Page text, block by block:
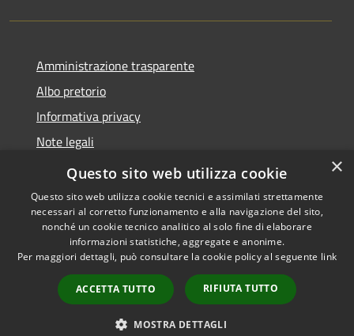
Amministrazione trasparente
Albo pretorio
Informativa privacy
Note legali
Dichiarazione di accessibilità
Accessibilità
Copyright © 2026 • Comune di
Soncino • Powered by
Municipium•
Accesso
redazione
×
Questo sito web utilizza cookie
Questo sito web utilizza cookie tecnici e assimilati strettamente
necessari al corretto funzionamento e alla navigazione del sito,
nonché un cookie tecnico analitico al solo fine di elaborare
informazioni statistiche, aggregate e anonime.
Per maggiori dettagli, può consultare la cookie policy al seguente link
ACCETTA TUTTO RIFIUTA TUTTO
MOSTRA DETTAGLI